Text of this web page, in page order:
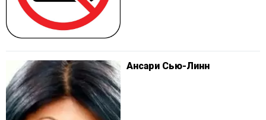
Ансари Сью-Линн